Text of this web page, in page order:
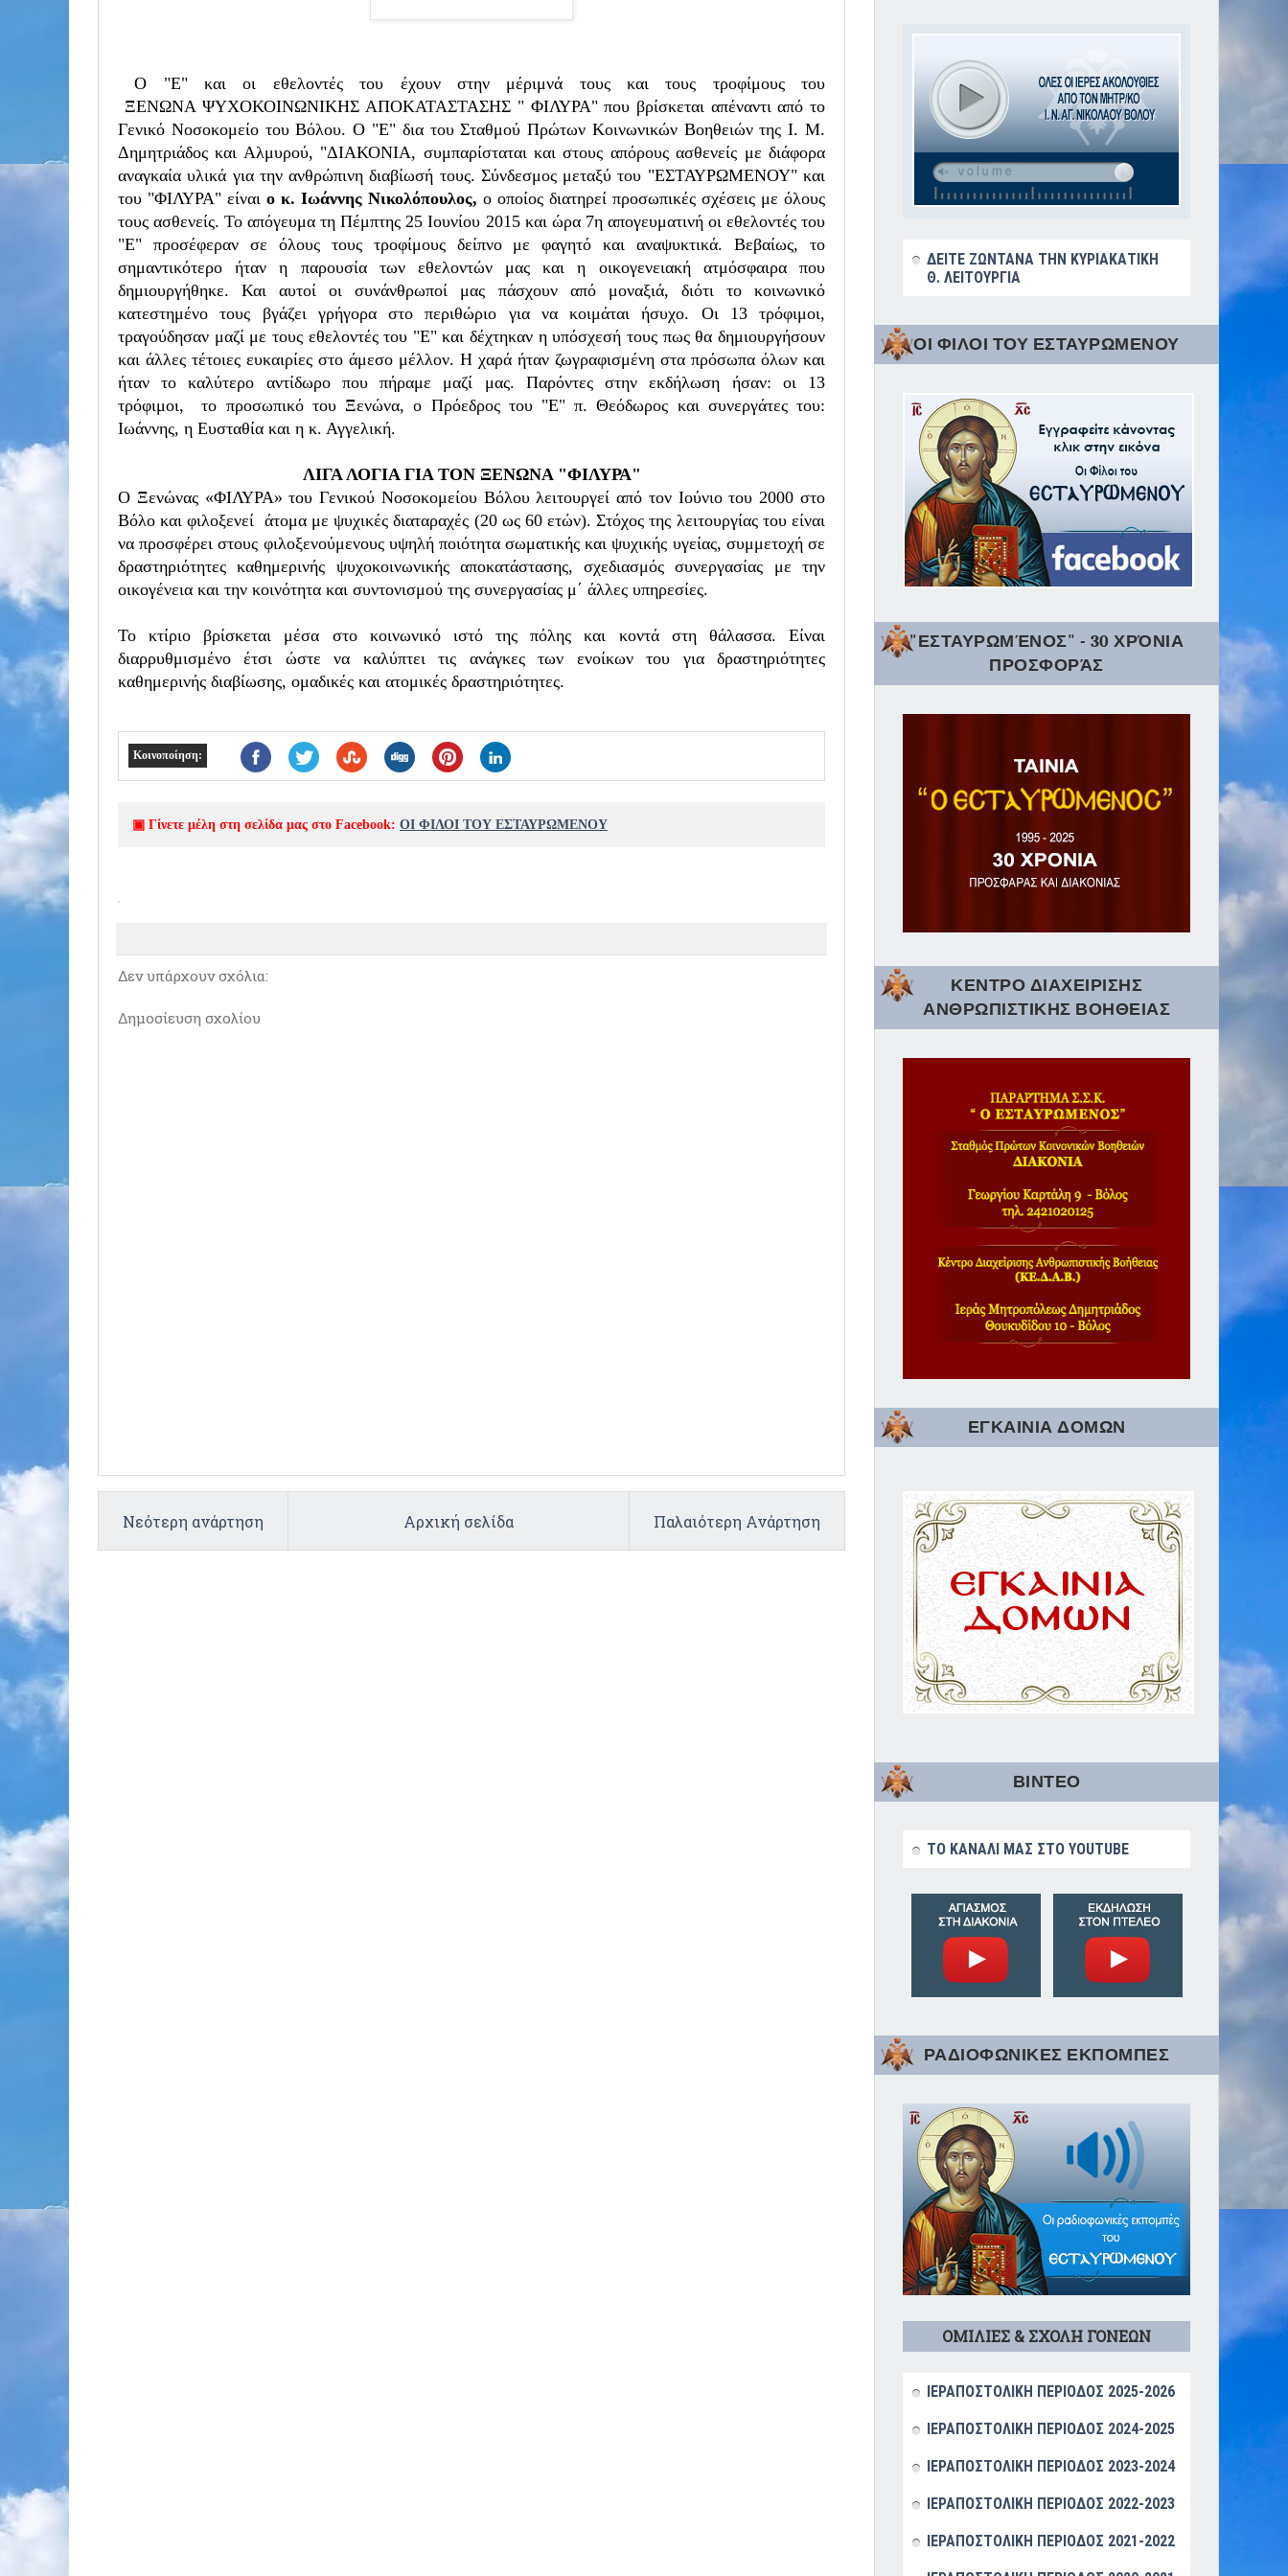
Ο "Ε" και οι εθελοντές του έχουν στην μέριμνά τους και τους τροφίμους του
ΞΕΝΩΝΑ ΨΥΧΟΚΟΙΝΩΝΙΚΗΣ ΑΠΟΚΑΤΑΣΤΑΣΗΣ " ΦΙΛΥΡΑ" που βρίσκεται απέναντι από το
Γενικό Νοσοκομείο του Βόλου. Ο "Ε" δια του Σταθμού Πρώτων Κοινωνικών Βοηθειών της Ι. Μ.
Δημητριάδος και Αλμυρού, "ΔΙΑΚΟΝΙΑ, συμπαρίσταται και στους απόρους ασθενείς με διάφορα
αναγκαία υλικά για την ανθρώπινη διαβίωσή τους. Σύνδεσμος μεταξύ του "ΕΣΤΑΥΡΩΜΕΝΟΥ" και
του "ΦΙΛΥΡΑ" είναι ο κ. Ιωάννης Νικολόπουλος, ο οποίος διατηρεί προσωπικές σχέσεις με όλους
τους ασθενείς. Το απόγευμα τη Πέμπτης 25 Ιουνίου 2015 και ώρα 7η απογευματινή οι εθελοντές του
"Ε" προσέφεραν σε όλους τους τροφίμους δείπνο με φαγητό και αναψυκτικά. Βεβαίως, το
σημαντικότερο ήταν η παρουσία των εθελοντών μας και η οικογενειακή ατμόσφαιρα που
δημιουργήθηκε. Και αυτοί οι συνάνθρωποί μας πάσχουν από μοναξιά, διότι το κοινωνικό
κατεστημένο τους βγάζει γρήγορα στο περιθώριο για να κοιμάται ήσυχο. Οι 13 τρόφιμοι,
τραγούδησαν μαζί με τους εθελοντές του "Ε" και δέχτηκαν η υπόσχεσή τους πως θα δημιουργήσουν
και άλλες τέτοιες ευκαιρίες στο άμεσο μέλλον. Η χαρά ήταν ζωγραφισμένη στα πρόσωπα όλων και
ήταν το καλύτερο αντίδωρο που πήραμε μαζί μας. Παρόντες στην εκδήλωση ήσαν: οι 13
τρόφιμοι,
το προσωπικό του Ξενώνα,ο Πρόεδρος του "Ε" π. Θεόδωρος και συνεργάτες του:
Ιωάννης, η Ευσταθία και η κ. Αγγελική.
ΛΙΓΑ ΛΟΓΙΑ ΓΙΑ ΤΟΝ ΞΕΝΩΝΑ "ΦΙΛΥΡΑ"
Ο Ξενώνας «ΦΙΛΥΡΑ» του Γενικού Νοσοκομείου Βόλου λειτουργεί από τον Ιούνιο του 2000 στο
Βόλο και φιλοξενεί άτομα με ψυχικές διαταραχές (20 ως 60 ετών). Στόχος της λειτουργίας του είναι
να προσφέρει στους φιλοξενούμενους υψηλή ποιότητα σωματικής και ψυχικής υγείας, συμμετοχή σε
δραστηριότητες καθημερινής ψυχοκοινωνικής αποκατάστασης, σχεδιασμός συνεργασίας με την
οικογένεια και την κοινότητα και συντονισμού της συνεργασίας μ΄ άλλες υπηρεσίες.
Το κτίριο βρίσκεται μέσα στο κοινωνικό ιστό της πόλης και κοντά στη θάλασσα. Είναι
διαρρυθμισμένο έτσι ώστε να καλύπτει τις ανάγκες των ενοίκων του για δραστηριότητες
καθημερινής διαβίωσης, ομαδικές και ατομικές δραστηριότητες.
Κοινοποίηση:
▣ Γίνετε μέλη στη σελίδα μας στο Facebook: ΟΙ ΦΙΛΟΙ ΤΟΥ ΕΣΤΑΥΡΩΜΕΝΟΥ
Δεν υπάρχουν σχόλια:
Δημοσίευση σχολίου
Νεότερη ανάρτηση Παλαιότερη Ανάρτηση
Αρχική σελίδα
ΔΕΙΤΕ ΖΩΝΤΑΝΑ ΤΗΝ ΚΥΡΙΑΚΑΤΙΚΗ
Θ. ΛΕΙΤΟΥΡΓΙΑ
ΟΙ ΦΙΛΟΙ ΤΟΥ ΕΣΤΑΥΡΩΜΕΝΟΥ
"ΕΣΤΑΥΡΩΜΈΝΟΣ" - 30 ΧΡΌΝΙΑ
ΠΡΟΣΦΟΡΆΣ
ΚΕΝΤΡΟ ΔΙΑΧΕΙΡΙΣΗΣ
ΑΝΘΡΩΠΙΣΤΙΚΗΣ ΒΟΗΘΕΙΑΣ
ΕΓΚΑΙΝΙΑ ΔΟΜΩΝ
ΒΙΝΤΕΟ
ΤΟ ΚΑΝΑΛΙ ΜΑΣ ΣΤΟ YOUTUBE
ΡΑΔΙΟΦΩΝΙΚΕΣ ΕΚΠΟΜΠΕΣ
ΟΜΙΛΙΕΣ & ΣΧΟΛΗ ΓΟΝΕΩΝ
ΙΕΡΑΠΟΣΤΟΛΙΚΗ ΠΕΡΙΟΔΟΣ 2025-2026
ΙΕΡΑΠΟΣΤΟΛΙΚΗ ΠΕΡΙΟΔΟΣ 2024-2025
ΙΕΡΑΠΟΣΤΟΛΙΚΗ ΠΕΡΙΟΔΟΣ 2023-2024
ΙΕΡΑΠΟΣΤΟΛΙΚΗ ΠΕΡΙΟΔΟΣ 2022-2023
ΙΕΡΑΠΟΣΤΟΛΙΚΗ ΠΕΡΙΟΔΟΣ 2021-2022